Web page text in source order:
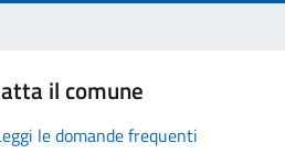
il comune
le domande frequenti